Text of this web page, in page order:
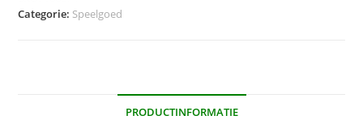
Categorie: Speelgoed
PRODUCTINFORMATIE